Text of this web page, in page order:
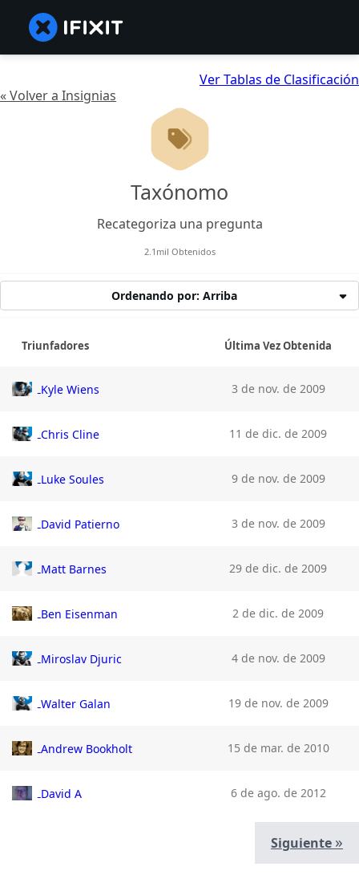
« Volver a Insignias
Ver Tablas de Clasificación
Taxónomo
Recategoriza una pregunta
2.1mil Obtenidos
Ordenando por: Arriba
Triunfadores Última Vez Obtenida
Kyle Wiens 3 de nov. de 2009
Chris Cline 11 de dic. de 2009
Luke Soules 9 de nov. de 2009
David Patierno 3 de nov. de 2009
Matt Barnes 29 de dic. de 2009
Ben Eisenman 2 de dic. de 2009
Miroslav Djuric 4 de nov. de 2009
Walter Galan 19 de nov. de 2009
Andrew Bookholt 15 de mar. de 2010
David A 6 de ago. de 2012
Siguiente »